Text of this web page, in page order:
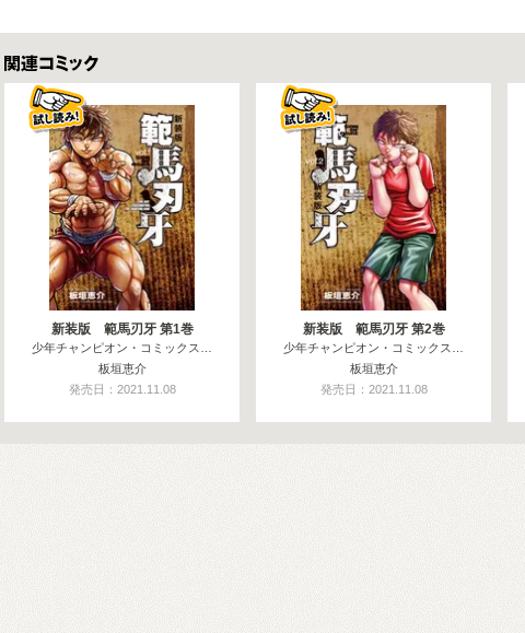
関連コミックス
新装版 範馬刃牙 第1巻
少年チャンピオン・コミックス…
板垣恵介
発売日：2021.11.08
新装版 範馬刃牙 第2巻
少年チャンピオン・コミックス…
板垣恵介
発売日：2021.11.08